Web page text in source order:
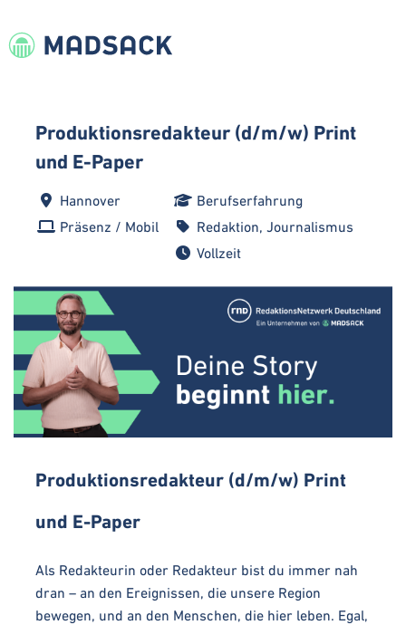
Produktionsredakteur (d/m/w) Print
und E-Paper
Hannover
Präsenz / Mobil
Berufserfahrung
Redaktion, Journalismus
Vollzeit
Produktionsredakteur (d/m/w) Print
und E-Paper
Als Redakteurin oder Redakteur bist du immer nah
dran – an den Ereignissen, die unsere Region
bewegen, und an den Menschen, die hier leben. Egal,